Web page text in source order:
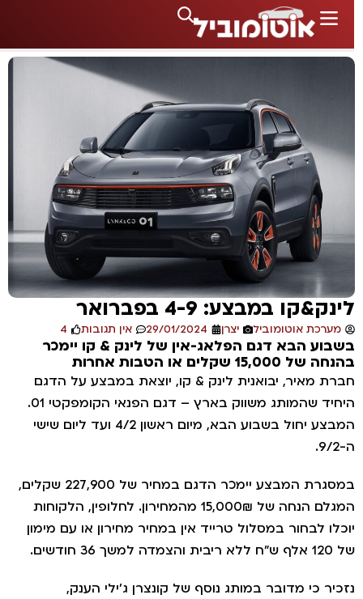
לינק&קו במבצע: 4-9 בפברואר
מערכת אוטומוביל יצרן 29/01/2024 אין תגובות 4
בשבוע הבא דגם הפלאג-אין של לינק & קו יימכר
בהנחה של 15,000 שקלים או הטבות אחרות
חברת מאיר, יבואנית לינק & קו, יוצאת במבצע על הדגם
היחיד שהמותג משווק בארץ – דגם הפנאי הקומפקטי 01.
המבצע יחול בשבוע הבא, מיום ראשון 4/2 ועד ליום שישי
ה-9/2.
במסגרת המבצע יימכר הדגם במחיר של 227,900 שקלים,
המגלם הנחה של 15,000₪ מהמחירון. לחלופין, הלקוחות
יוכלו לבחור במסלול טרייד אין במחיר מחירון או עם מימון
של 120 אלף ש"ח ללא ריבית והצמדה למשך 36 חודשים.
נזכיר כי מדובר במותג נוסף של קונצרן ג'ילי הענק,